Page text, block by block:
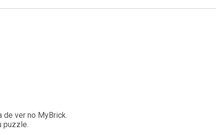
ver no MyBrick.
puzzle.